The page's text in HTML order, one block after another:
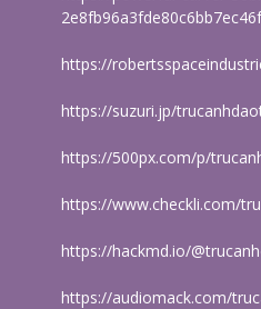
https://
https://suzuri.jp/
https://500px.com/p/
https://www.checkli.com/
https://hackmd.io/
https://audiomack.com/